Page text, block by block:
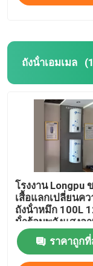
ถังน้ําเอมเมล
โรงงาน Longpu
เสื้อแลกเปลี่ยนค
ถังน้ําหมึก 100L
น้ําร้อนพลังแสงอ
ราคาถูก